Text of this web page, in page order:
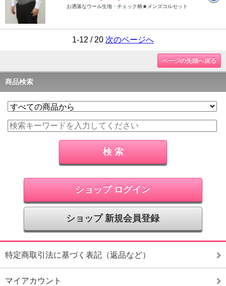
お洒落なウール生地・チェック柄★メンズコルセット
1-12 / 20 次のページへ
ページの先頭へ戻る
商品検索
ショップ ログイン
ショップ 新規会員登録
特定商取引法に基づく表記（返品など）
マイアカウント